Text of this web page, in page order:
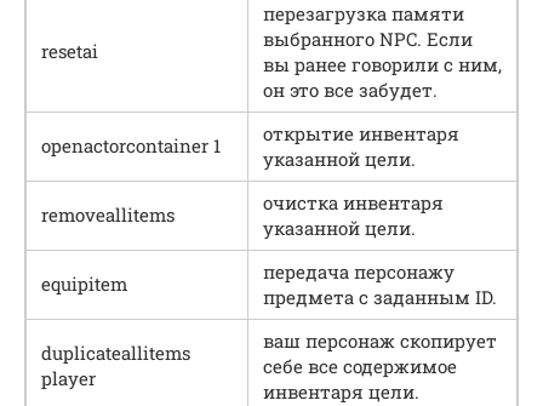
resetai
перезагрузка памяти
выбранного NPC. Если
вы ранее говорили с ним,
он это все забудет.
openactorcontainer 1
открытие инвентаря
указанной цели.
removeallitems
очистка инвентаря
указанной цели.
equipitem
передача персонажу
предмета с заданным ID.
duplicateallitems
player
ваш персонаж скопирует
себе все содержимое
инвентаря цели.